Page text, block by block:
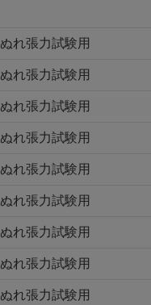
ぬれ張力試験用
ぬれ張力試験用
ぬれ張力試験用
ぬれ張力試験用
ぬれ張力試験用
ぬれ張力試験用
ぬれ張力試験用
ぬれ張力試験用
ぬれ張力試験用